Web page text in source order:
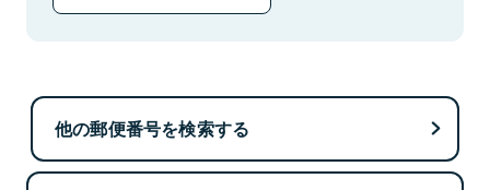
他の郵便番号を検索する